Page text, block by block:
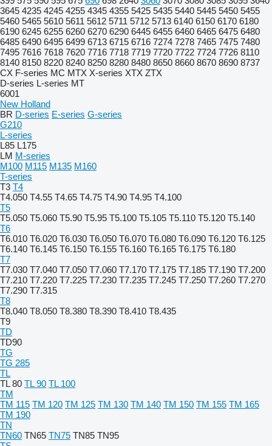
3645 4235 4245 4255 4345 4355 5425 5435 5440 5445 5450 5455
5460 5465 5610 5611 5612 5711 5712 5713 6140 6150 6170 6180
6190 6245 6255 6260 6270 6290 6445 6455 6460 6465 6475 6480
6485 6490 6495 6499 6713 6715 6716 7274 7278 7465 7475 7480
7495 7616 7618 7620 7716 7718 7719 7720 7722 7724 7726 8110
8140 8150 8220 8240 8250 8280 8480 8650 8660 8670 8690 8737
CX F-series MC MTX X-series XTX ZTX
D-series L-series MT
6001
New Holland
BR D-series E-series G-series
G210
L-series
L85 L175
LM M-series
M100 M115 M135 M160
T-series
T3 T4
T4.050 T4.55 T4.65 T4.75 T4.90 T4.95 T4.100
T5
T5.050 T5.060 T5.90 T5.95 T5.100 T5.105 T5.110 T5.120 T5.140
T6
T6.010 T6.020 T6.030 T6.050 T6.070 T6.080 T6.090 T6.120 T6.125
T6.140 T6.145 T6.150 T6.155 T6.160 T6.165 T6.175 T6.180
T7
T7.030 T7.040 T7.050 T7.060 T7.170 T7.175 T7.185 T7.190 T7.200
T7.210 T7.220 T7.225 T7.230 T7.235 T7.245 T7.250 T7.260 T7.270
T7.290 T7.315
T8
T8.040 T8.050 T8.380 T8.390 T8.410 T8.435
T9
TD
TD90
TG
TG 285
TL
TL 80 TL 90 TL 100
TM
TM 115 TM 120 TM 125 TM 130 TM 140 TM 150 TM 155 TM 165
TM 190
TN
TN60 TN65 TN75 TN85 TN95